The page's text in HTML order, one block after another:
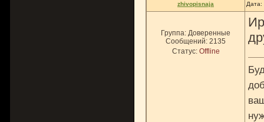
zhivopisnaja Дата:
Группа: Доверенные
Сообщений: 2135
Статус: Offline